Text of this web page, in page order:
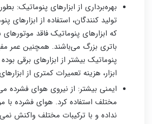
بهره‌برداری از ابزارهای پنوماتیک:
تولید کنندگان، استفاده از ابزارهای
که ابزارهای پنوماتیک فاقد
باتری بزرگ می‌باشند. همچنین عمر
پنوماتیک بیشتر از ابزارهای برقی
ابزار، هزینه‌ تعمیرات کمتری از
ایمنی بیشتر: از نیروی هوای فشرده
مختلف استفاده کرد. هوای فشرده با
نداده و با ترکیبات مختلف واکنش